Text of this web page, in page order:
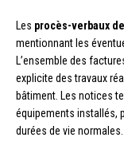
Les procès-verbaux
mentionnant les
L’ensemble des
explicite des travaux
bâtiment. Les notices
équipements installés,
durées de vie normales.